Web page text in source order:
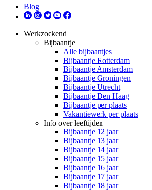
Blog
Werkzoekend
Bijbaantje
Alle bijbaantjes
Bijbaantje Rotterdam
Bijbaantje Amsterdam
Bijbaantje Groningen
Bijbaantje Utrecht
Bijbaantje Den Haag
Bijbaantje per plaats
Vakantiewerk per plaats
Info over leeftijden
Bijbaantje 12 jaar
Bijbaantje 13 jaar
Bijbaantje 14 jaar
Bijbaantje 15 jaar
Bijbaantje 16 jaar
Bijbaantje 17 jaar
Bijbaantje 18 jaar